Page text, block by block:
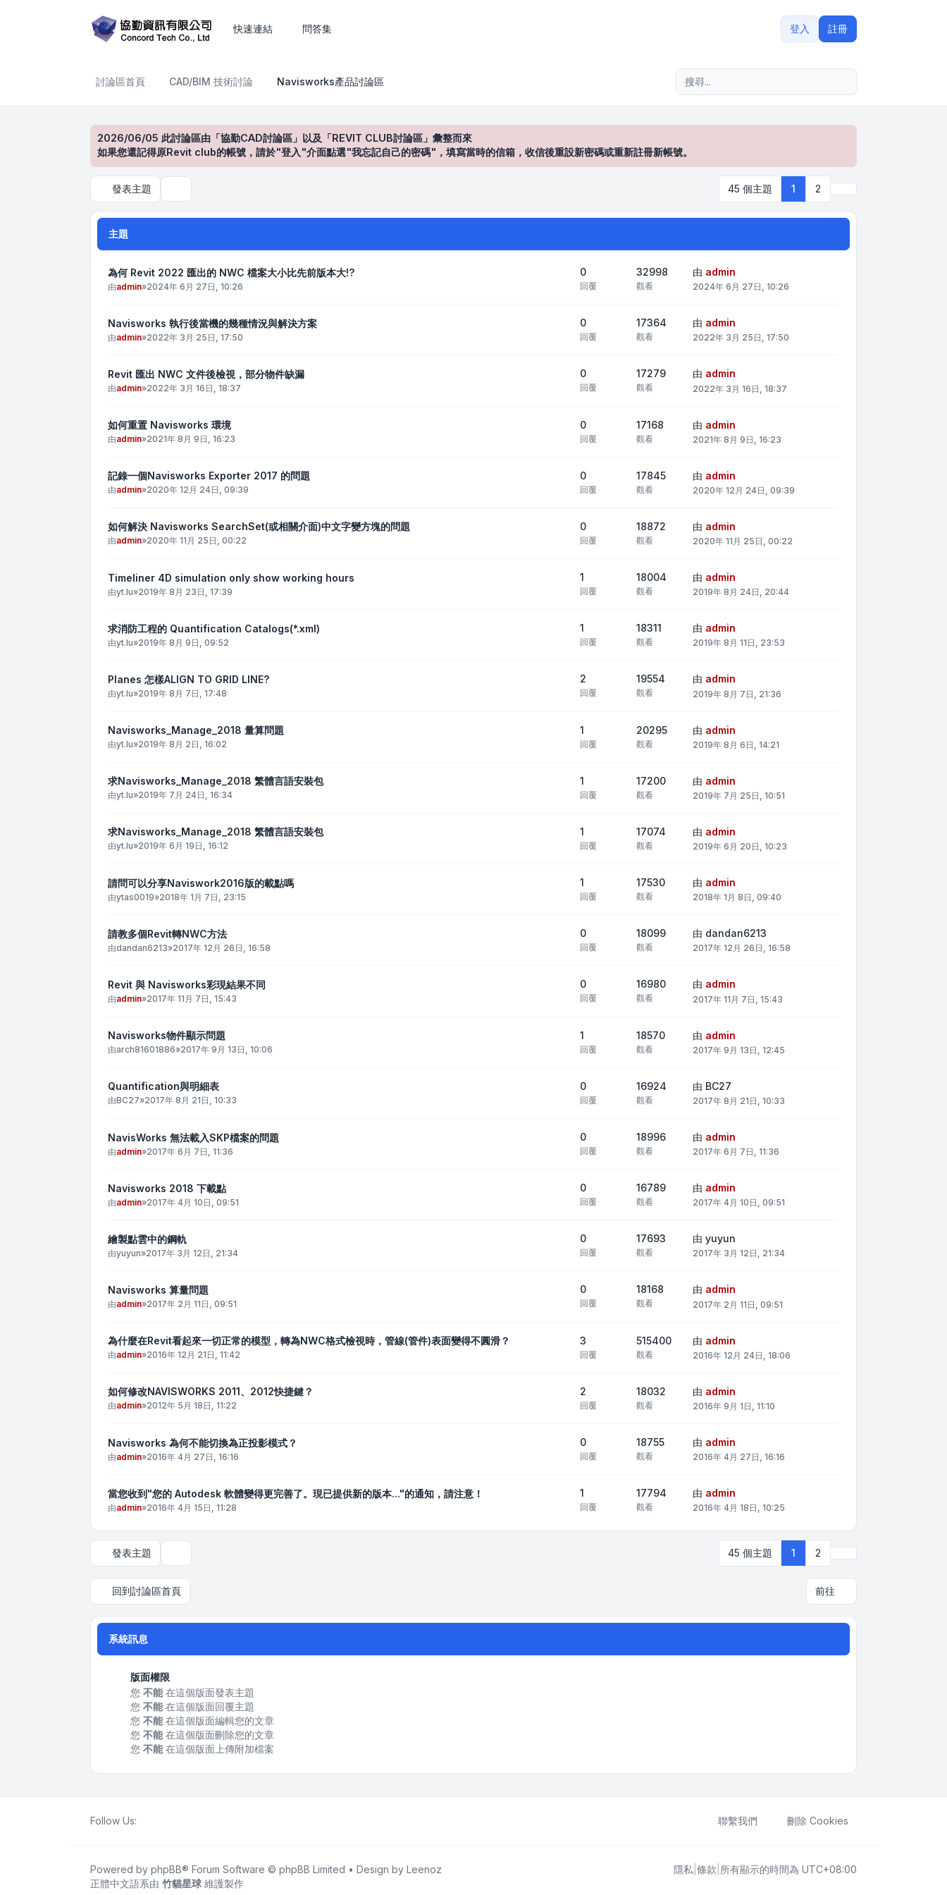
快速連結 問答集 登入 註冊
討論區首頁 CAD/BIM 技術討論 Navisworks產品討論區
2026/06/05 此討論區由「協勤CAD討論區」以及「REVIT CLUB討論區」彙整而來
如果您還記得原Revit club的帳號，請於"登入"介面點選"我忘記自己的密碼"，填寫當時的信箱，收信後重設新密碼或重新註冊新帳號。
發表主題 45 個主題 1 2
主題
為何 Revit 2022 匯出的 NWC 檔案大小比先前版本大!?
由admin»2024年 6月 27日, 10:26
0
回覆
32998
觀看
由 admin
2024年 6月 27日, 10:26
Navisworks 執行後當機的幾種情況與解決方案
由admin»2022年 3月 25日, 17:50
0
回覆
17364
觀看
由 admin
2022年 3月 25日, 17:50
Revit 匯出 NWC 文件後檢視，部分物件缺漏
由admin»2022年 3月 16日, 18:37
0
回覆
17279
觀看
由 admin
2022年 3月 16日, 18:37
如何重置 Navisworks 環境
由admin»2021年 8月 9日, 16:23
0
回覆
17168
觀看
由 admin
2021年 8月 9日, 16:23
記錄一個Navisworks Exporter 2017 的問題
由admin»2020年 12月 24日, 09:39
0
回覆
17845
觀看
由 admin
2020年 12月 24日, 09:39
如何解決 Navisworks SearchSet(或相關介面)中文字變方塊的問題
由admin»2020年 11月 25日, 00:22
0
回覆
18872
觀看
由 admin
2020年 11月 25日, 00:22
Timeliner 4D simulation only show working hours
由yt.lu»2019年 8月 23日, 17:39
1
回覆
18004
觀看
由 admin
2019年 8月 24日, 20:44
求消防工程的 Quantification Catalogs(*.xml)
由yt.lu»2019年 8月 9日, 09:52
1
回覆
18311
觀看
由 admin
2019年 8月 11日, 23:53
Planes 怎樣ALIGN TO GRID LINE?
由yt.lu»2019年 8月 7日, 17:48
2
回覆
19554
觀看
由 admin
2019年 8月 7日, 21:36
Navisworks_Manage_2018 量算問題
由yt.lu»2019年 8月 2日, 16:02
1
回覆
20295
觀看
由 admin
2019年 8月 6日, 14:21
求Navisworks_Manage_2018 繁體言語安裝包
由yt.lu»2019年 7月 24日, 16:34
1
回覆
17200
觀看
由 admin
2019年 7月 25日, 10:51
求Navisworks_Manage_2018 繁體言語安裝包
由yt.lu»2019年 6月 19日, 16:12
1
回覆
17074
觀看
由 admin
2019年 6月 20日, 10:23
請問可以分享Naviswork2016版的載點嗎
由ytas0019»2018年 1月 7日, 23:15
1
回覆
17530
觀看
由 admin
2018年 1月 8日, 09:40
請教多個Revit轉NWC方法
由dandan6213»2017年 12月 26日, 16:58
0
回覆
18099
觀看
由 dandan6213
2017年 12月 26日, 16:58
Revit 與 Navisworks彩現結果不同
由admin»2017年 11月 7日, 15:43
0
回覆
16980
觀看
由 admin
2017年 11月 7日, 15:43
Navisworks物件顯示問題
由arch81601886»2017年 9月 13日, 10:06
1
回覆
18570
觀看
由 admin
2017年 9月 13日, 12:45
Quantification與明細表
由BC27»2017年 8月 21日, 10:33
0
回覆
16924
觀看
由 BC27
2017年 8月 21日, 10:33
NavisWorks 無法載入SKP檔案的問題
由admin»2017年 6月 7日, 11:36
0
回覆
18996
觀看
由 admin
2017年 6月 7日, 11:36
Navisworks 2018 下載點
由admin»2017年 4月 10日, 09:51
0
回覆
16789
觀看
由 admin
2017年 4月 10日, 09:51
繪製點雲中的鋼軌
由yuyun»2017年 3月 12日, 21:34
0
回覆
17693
觀看
由 yuyun
2017年 3月 12日, 21:34
Navisworks 算量問題
由admin»2017年 2月 11日, 09:51
0
回覆
18168
觀看
由 admin
2017年 2月 11日, 09:51
為什麼在Revit看起來一切正常的模型，轉為NWC格式檢視時，管線(管件)表面變得不圓滑？
由admin»2016年 12月 21日, 11:42
3
回覆
515400
觀看
由 admin
2016年 12月 24日, 18:06
如何修改NAVISWORKS 2011、2012快捷鍵？
由admin»2012年 5月 18日, 11:22
2
回覆
18032
觀看
由 admin
2016年 9月 1日, 11:10
Navisworks 為何不能切換為正投影模式？
由admin»2016年 4月 27日, 16:16
0
回覆
18755
觀看
由 admin
2016年 4月 27日, 16:16
當您收到"您的 Autodesk 軟體變得更完善了。現已提供新的版本..."的通知，請注意！
由admin»2016年 4月 15日, 11:28
1
回覆
17794
觀看
由 admin
2016年 4月 18日, 10:25
發表主題 45 個主題 1 2
回到討論區首頁 前往
系統訊息
版面權限
您 不能在這個版面發表主題
您 不能在這個版面回覆主題
您 不能在這個版面編輯您的文章
您 不能在這個版面刪除您的文章
您 不能在這個版面上傳附加檔案
Follow Us: 聯繫我們 刪除 Cookies
Powered by phpBB® Forum Software © phpBB Limited • Design by Leenoz
正體中文語系由 竹貓星球 維護製作
隱私 條款 所有顯示的時間為 UTC+08:00